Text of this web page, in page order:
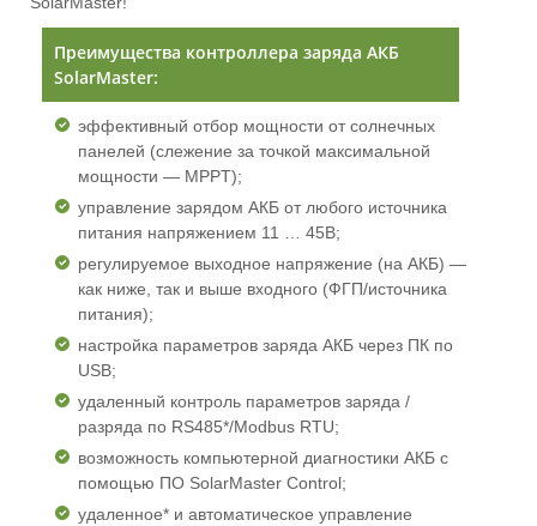
Преимущества контроллера заряда АКБ
SolarMaster:
эффективный отбор мощности от солнечных
панелей (слежение за точкой максимальной
мощности — MPPT);
управление зарядом АКБ от любого источника
питания напряжением 11 … 45В;
регулируемое выходное напряжение (на АКБ) —
как ниже, так и выше входного (ФГП/источника
питания);
настройка параметров заряда АКБ через ПК по
USB;
удаленный контроль параметров заряда /
разряда по RS485*/Modbus RTU;
возможность компьютерной диагностики АКБ с
помощью ПО SolarMaster Control;
удаленное* и автоматическое управление